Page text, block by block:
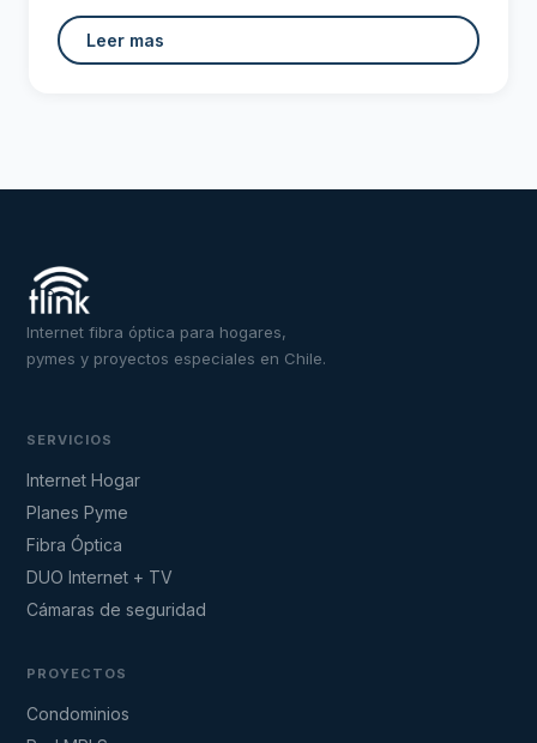
Leer mas
Internet fibra óptica para hogares,
pymes y proyectos especiales en Chile.
SERVICIOS
Internet Hogar
Planes Pyme
Fibra Óptica
DUO Internet + TV
Cámaras de seguridad
PROYECTOS
Condominios